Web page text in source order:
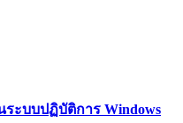
ะบบปฏิบัติการ Windows